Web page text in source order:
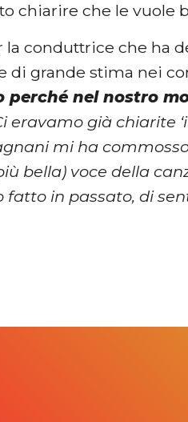
chiarire che le vuole
la conduttrice che ha
di grande stima nei
perché nel nostro
eravamo già chiarite
mi ha
bella) voce della
in passato, di